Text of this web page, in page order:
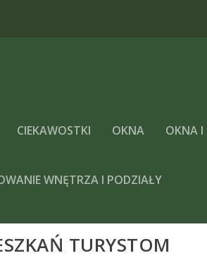
CIEKAWOSTKI OKNA OKNA I
WNĘTRZA I PODZIAŁY
TURYSTOM